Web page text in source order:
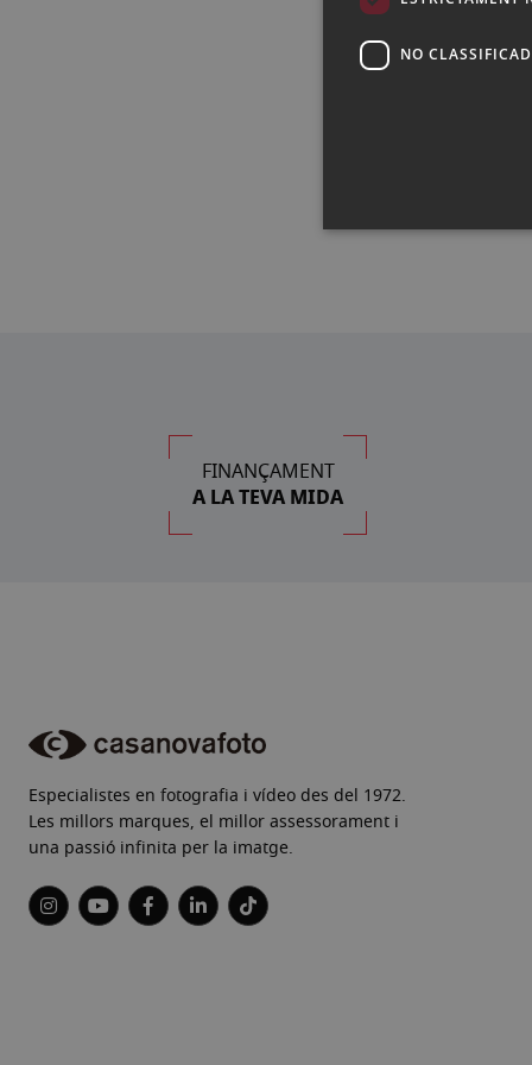
FINANÇAMENT
A LA TEVA MIDA
Especialistes en fotografia i vídeo des del 1972.
Les millors marques, el millor assessorament i
una passió infinita per la imatge.
NO